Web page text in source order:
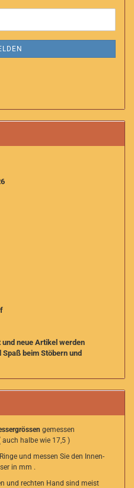
neue Artikel werden
beim Stöbern und
gemessen
halbe wie 17,5 )
und messen Sie den Innen-
in mm .
und rechten Hand sind meist